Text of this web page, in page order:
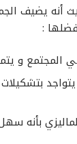
أنه يضيف
:
المجتمع و